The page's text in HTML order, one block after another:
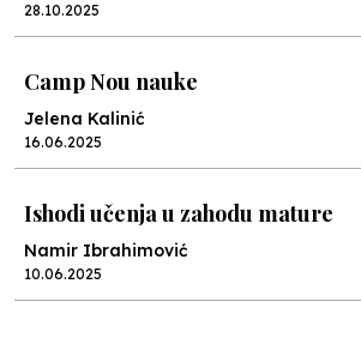
28.10.2025
Camp Nou nauke
Jelena Kalinić
16.06.2025
Ishodi učenja u zahodu mature
Namir Ibrahimović
10.06.2025